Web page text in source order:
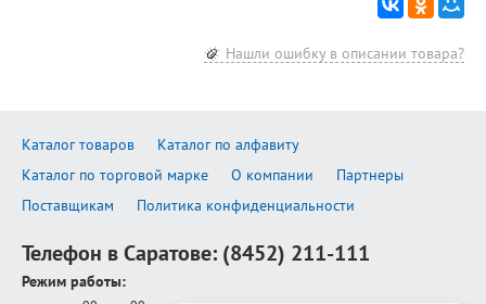
Нашли ошибку в описании товара?
Каталог товаров
Каталог по алфавиту
Каталог по торговой марке
О компании
Партнеры
Поставщикам
Политика конфиденциальности
Телефон в Саратове: (8452) 211-111
Режим работы: